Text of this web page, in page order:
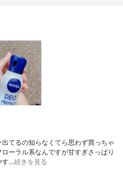
てるの知らなくてら思わず買っちゃ
ーラル系なんですが甘すぎさっぱり
す…続きを見る